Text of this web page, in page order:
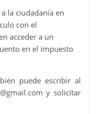
la ciudadanía en
con el
acceder a un
en el impuesto
puede escribir al
y solicitar